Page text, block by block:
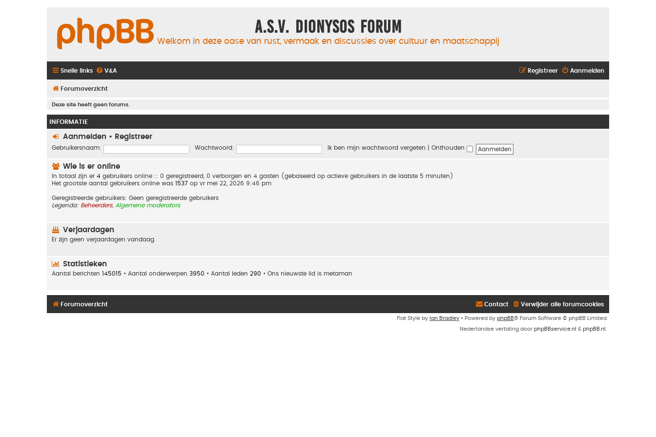
A.S.V. Dionysos Forum
Welkom in deze oase van rust, vermaak en discussies over cultuur en maatschappij
Snelle links V&A Aanmelden
Registreer
Forumoverzicht
Deze site heeft geen forums.
INFORMATIE
Aanmelden • Registreer
Gebruikersnaam: Wachtwoord: Ik ben mijn wachtwoord vergeten Onthouden
Wie is er online
In totaal zijn er 4 gebruikers online :: 0 geregistreerd, 0 verborgen en 4 gasten (gebaseerd op actieve gebruikers in de laatste 5 minuten)
Het grootste aantal gebruikers online was 1537 op vr mei 22, 2026 9:46 pm
Geregistreerde gebruikers: Geen geregistreerde gebruikers
Legenda: Beheerders, Algemene moderators
Verjaardagen
Er zijn geen verjaardagen vandaag.
Statistieken
Aantal berichten 145015 • Aantal onderwerpen 3950 • Aantal leden 290 • Ons nieuwste lid is metaman
Forumoverzicht Verwijder alle forumcookies
Contact
Flat Style by Ian Bradley • Powered by phpBB® Forum Software © phpBB Limited
Nederlandse vertaling door phpBBservice.nl & phpBB.nl